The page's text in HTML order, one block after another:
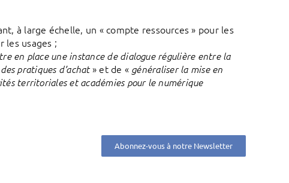
à large échelle, un « compte ressources » pour les
les usages ;
en place une instance de dialogue régulière entre la
pratiques d’achat » et de « généraliser la mise en
territoriales et académies pour le numérique
Abonnez-vous à notre Newsletter